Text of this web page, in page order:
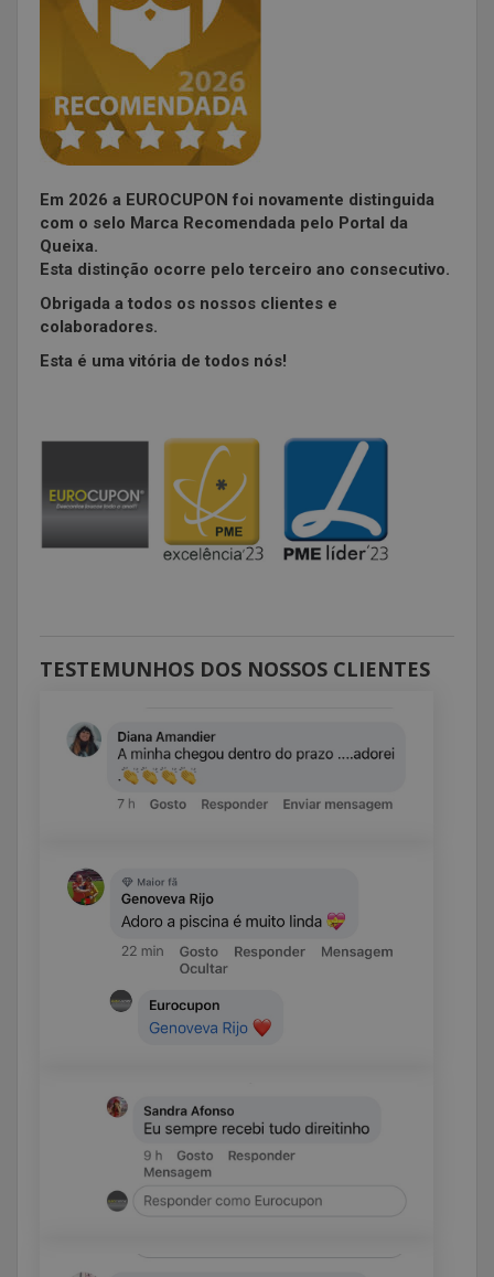
Em 2026 a EUROCUPON foi novamente distinguida
com o selo Marca Recomendada pelo Portal da
Queixa.
Esta distinção ocorre pelo terceiro ano consecutivo.
Obrigada a todos os nossos clientes e
colaboradores.
Esta é uma vitória de todos nós!
TESTEMUNHOS DOS NOSSOS CLIENTES